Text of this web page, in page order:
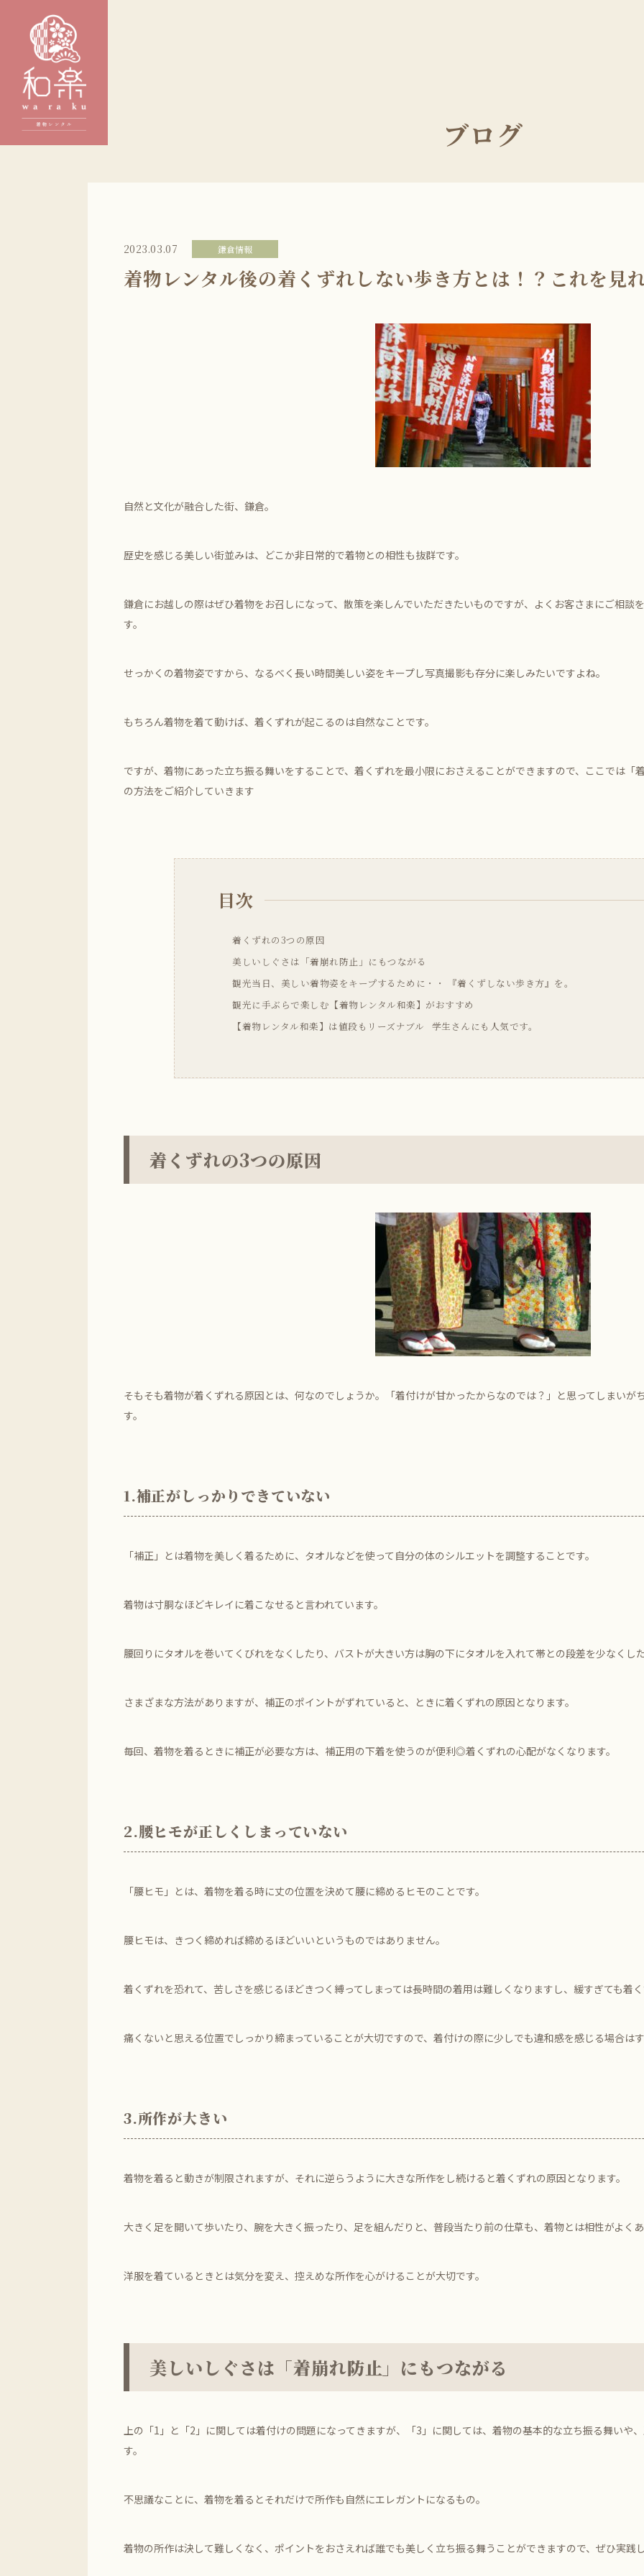
ブログ
2023.03.07 鎌倉情報
着物レンタル後の着くずれしない歩き方とは！？これを見
自然と文化が融合した街、鎌倉。
歴史を感じる美しい街並みは、どこか非日常的で着物との相性も抜群です。
鎌倉にお越しの際はぜひ着物をお召しになって、散策を楽しんでいただきたいものですが、よくお客さまにご相談
す。
せっかくの着物姿ですから、なるべく長い時間美しい姿をキープし写真撮影も存分に楽しみたいですよね。
もちろん着物を着て動けば、着くずれが起こるのは自然なことです。
ですが、着物にあった立ち振る舞いをすることで、着くずれを最小限におさえることができますので、ここでは「
の方法をご紹介していきます
目次
着くずれの3つの原因
美しいしぐさは「着崩れ防止」にもつながる
観光当日、美しい着物姿をキープするために・・ 『着くずしない歩き方』を。
観光に手ぶらで楽しむ【着物レンタル和楽】がおすすめ
【着物レンタル和楽】は値段もリーズナブル 学生さんにも人気です。
着くずれの3つの原因
そもそも着物が着くずれる原因とは、何なのでしょうか。「着付けが甘かったからなのでは？」と思ってしまいが
す。
1.補正がしっかりできていない
「補正」とは着物を美しく着るために、タオルなどを使って自分の体のシルエットを調整することです。
着物は寸胴なほどキレイに着こなせると言われています。
腰回りにタオルを巻いてくびれをなくしたり、バストが大きい方は胸の下にタオルを入れて帯との段差を少なくし
さまざまな方法がありますが、補正のポイントがずれていると、ときに着くずれの原因となります。
毎回、着物を着るときに補正が必要な方は、補正用の下着を使うのが便利◎着くずれの心配がなくなります。
2.腰ヒモが正しくしまっていない
「腰ヒモ」とは、着物を着る時に丈の位置を決めて腰に締めるヒモのことです。
腰ヒモは、きつく締めれば締めるほどいいというものではありません。
着くずれを恐れて、苦しさを感じるほどきつく縛ってしまっては長時間の着用は難しくなりますし、緩すぎても着
痛くないと思える位置でしっかり締まっていることが大切ですので、着付けの際に少しでも違和感を感じる場合は
3.所作が大きい
着物を着ると動きが制限されますが、それに逆らうように大きな所作をし続けると着くずれの原因となります。
大きく足を開いて歩いたり、腕を大きく振ったり、足を組んだりと、普段当たり前の仕草も、着物とは相性がよく
洋服を着ているときとは気分を変え、控えめな所作を心がけることが大切です。
美しいしぐさは「着崩れ防止」にもつながる
上の「1」と「2」に関しては着付けの問題になってきますが、「3」に関しては、着物の基本的な立ち振る舞いや
す。
不思議なことに、着物を着るとそれだけで所作も自然にエレガントになるもの。
着物の所作は決して難しくなく、ポイントをおさえれば誰でも美しく立ち振る舞うことができますので、ぜひ実践